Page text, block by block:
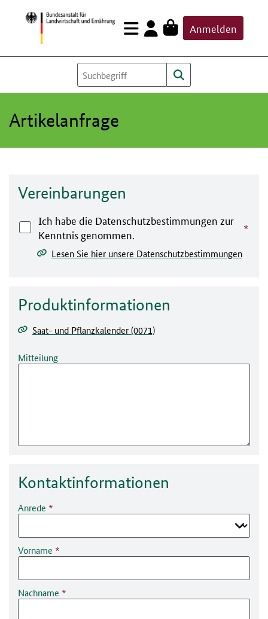
Zum
Inhalt
springen
Anmelden
Artikelanfrage
Vereinbarungen
Ich habe die Datenschutzbestimmungen zur
Kenntnis genommen.
Lesen Sie hier unsere Datenschutzbestimmungen
Produktinformationen
Saat- und Pflanzkalender (0071)
Mitteilung
Kontakt­informationen
Anrede
Vorname
Nachname